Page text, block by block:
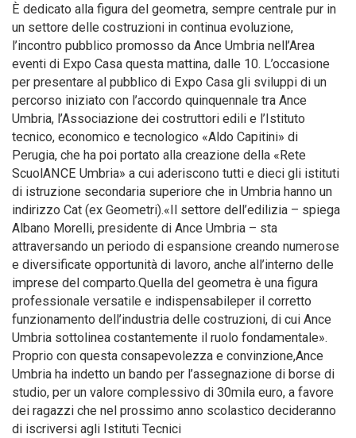
È dedicato alla figura del geometra, sempre centrale pur in
un settore delle costruzioni in continua evoluzione,
l’incontro pubblico promosso da Ance Umbria nell’Area
eventi di Expo Casa questa mattina, dalle 10. L’occasione
per presentare al pubblico di Expo Casa gli sviluppi di un
percorso iniziato con l’accordo quinquennale tra Ance
Umbria, l’Associazione dei costruttori edili e l’Istituto
tecnico, economico e tecnologico «Aldo Capitini» di
Perugia, che ha poi portato alla creazione della «Rete
ScuolANCE Umbria» a cui aderiscono tutti e dieci gli istituti
di istruzione secondaria superiore che in Umbria hanno un
indirizzo Cat (ex Geometri).«Il settore dell’edilizia – spiega
Albano Morelli, presidente di Ance Umbria – sta
attraversando un periodo di espansione creando numerose
e diversificate opportunità di lavoro, anche all’interno delle
imprese del comparto.Quella del geometra è una figura
professionale versatile e indispensabileper il corretto
funzionamento dell’industria delle costruzioni, di cui Ance
Umbria sottolinea costantemente il ruolo fondamentale».
Proprio con questa consapevolezza e convinzione,Ance
Umbria ha indetto un bando per l’assegnazione di borse di
studio, per un valore complessivo di 30mila euro, a favore
dei ragazzi che nel prossimo anno scolastico decideranno
di iscriversi agli Istituti Tecnici